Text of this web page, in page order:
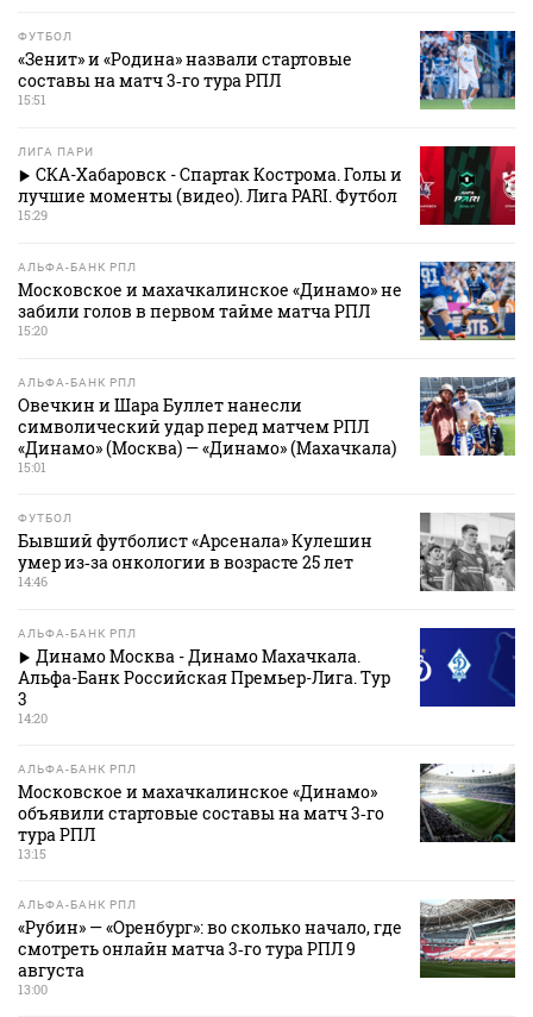
ФУТБОЛ
«Зенит» и «Родина» назвали стартовые
составы на матч 3‑го тура РПЛ
15:51
ЛИГА ПАРИ
СКА-Хабаровск - Спартак Кострома. Голы и
лучшие моменты (видео). Лига PARI. Футбол
15:29
АЛЬФА-БАНК РПЛ
Московское и махачкалинское «Динамо» не
забили голов в первом тайме матча РПЛ
15:20
АЛЬФА-БАНК РПЛ
Овечкин и Шара Буллет нанесли
символический удар перед матчем РПЛ
«Динамо» (Москва) — «Динамо» (Махачкала)
15:01
ФУТБОЛ
Бывший футболист «Арсенала» Кулешин
умер из‑за онкологии в возрасте 25 лет
14:46
АЛЬФА-БАНК РПЛ
Динамо Москва - Динамо Махачкала.
Альфа-Банк Российская Премьер-Лига. Тур
3
14:20
АЛЬФА-БАНК РПЛ
Московское и махачкалинское «Динамо»
объявили стартовые составы на матч 3‑го
тура РПЛ
13:15
АЛЬФА-БАНК РПЛ
«Рубин» — «Оренбург»: во сколько начало, где
смотреть онлайн матча 3‑го тура РПЛ 9
августа
13:00